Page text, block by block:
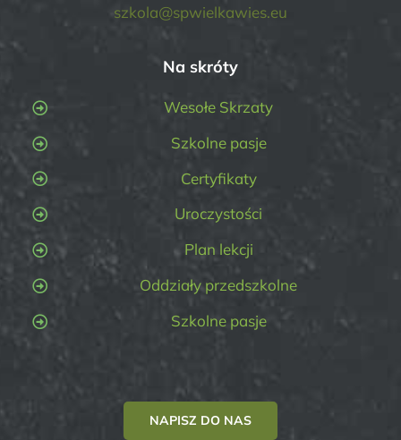
szkola@spwielkawies.eu
Na skróty
Wesołe Skrzaty
Szkolne pasje
Certyfikaty
Uroczystości
Plan lekcji
Oddziały przedszkolne
Szkolne pasje
NAPISZ DO NAS